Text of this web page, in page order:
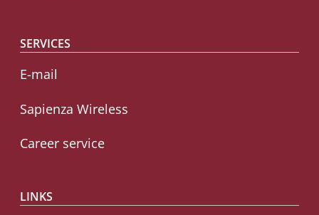
SERVICES
E-mail
Sapienza Wireless
Career service
LINKS